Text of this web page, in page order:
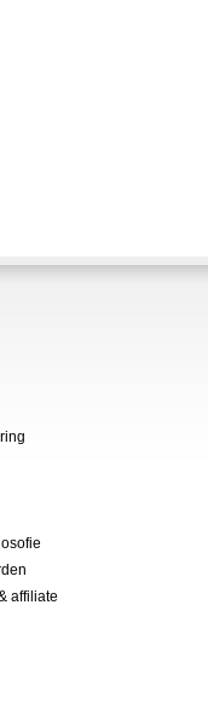
affiliate